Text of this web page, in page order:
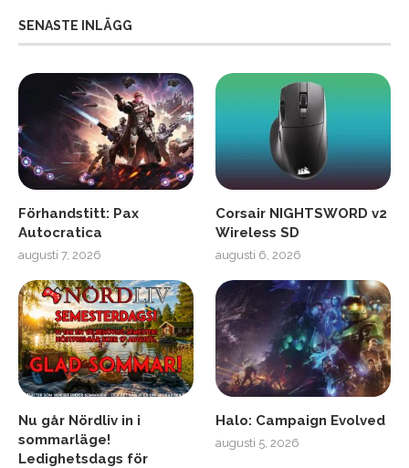
SENASTE INLÄGG
Förhandstitt: Pax
Autocratica
augusti 7, 2026
Corsair NIGHTSWORD v2
Wireless SD
augusti 6, 2026
Nu går Nördliv in i
sommarläge!
Ledighetsdags för
Halo: Campaign Evolved
augusti 5, 2026